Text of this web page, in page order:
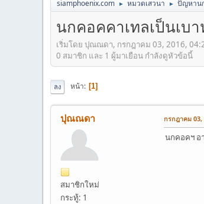
siamphoenix.com ► หมวดเสวนา ► ปัญหาน
นกคอคคาเทลเป็นเบ
เริ่มโดย ปุณณดา, กรกฎาคม 03, 2016,
0 สมาชิก และ 1 ผู้มาเยือน กำลังดูหัวข้อนี้
ลง หน้า 1
ปุณณดา
สมาชิกใหม่
กระทู้: 1
กรกฎาคม 03,
นกคอคฯ อ